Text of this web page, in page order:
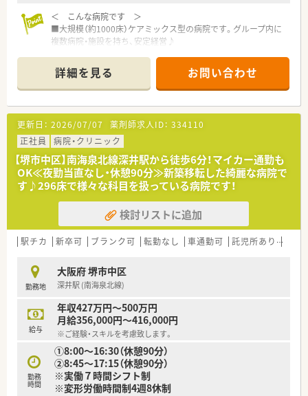
＜ こんな病院です ＞
■大規模（約1000床）ケアミックス型の病院です。グループ内に
複数病院・施設を持ち、安定経営♪
処方箋を診ながら経験を積んでいくことが出来る環境です！（内
科・外科・整形外科・眼科・リハビリテーション科・放射線診断科・
麻酔科・歯科口腔外科）
■薬剤師は16名在籍しており、平均年齢は30代後半。薬局長は
50代後半の女性がお勤めです。事務員さんも5名在籍しており、
しっかり人員配置されていて安心です♪
■チーム医療として、カンファレンス・回診・ラウンド等の活動に
参加することも出来ます！（感染制御チーム・栄養サポートチー
ム・緩和ケアチーム）ドクターや看護師など他職種の方々と協力
し合って患者様のことを考えられるため、やりがいにも繋がりま
す★
■託児所も完備！（※随時空き状況は変化しますので、お問合せ下
さい）小さいお子さんのいらっしゃるママ薬剤師さんも安心して
勤務スタートできます。
■1回300円の社食があります♪その他にも福利厚生充実してお
＜ 充実の教育制度 ＞
■新人研修として、入職時の全体研修や病院新人研修など、まず
は病院薬剤師として基本的な業務がすべて対応できるように指
導してもらえます。調剤～病棟服薬指導まで幅広い業務をしっ
かりと学んでいくことが出来ます。
■その後はチーム医療などの専門的な業務に携わっていくこと
が出来ます。各種委員会活動に参加出来たりと、他職種の方々と
の連携も発生しながら薬剤師として一段とスキルアップしてい
くことが出来ます！
■外部研修、学術大会、グループ病院で開催される勉強会や医局
詳細を見る お問い合わせ
更新日： 2026/07/07 薬剤師求人ID： 334110
正社員
病院・クリニック
【堺市中区】南海泉北線深井駅から徒歩6分！マイカー通勤も
OK≪夜勤当直なし・休憩90分≫新築移転した綺麗な病院で
す♪296床で様々な科目を扱っている病院です！
検討リストに追加
駅チカ 新卒可 ブランク可 転勤なし 車通勤可 託児所あり
勤務地
大阪府 堺市中区
深井駅 (南海泉北線)
給与
年収427万円～500万円
月給356,000円～416,000円
※ご経験・スキルを考慮致します。
勤務
時間
①8:00～16:30（休憩90分）
②8:45～17:15（休憩90分）
※実働７時間シフト制
※変形労働時間制4週8休制